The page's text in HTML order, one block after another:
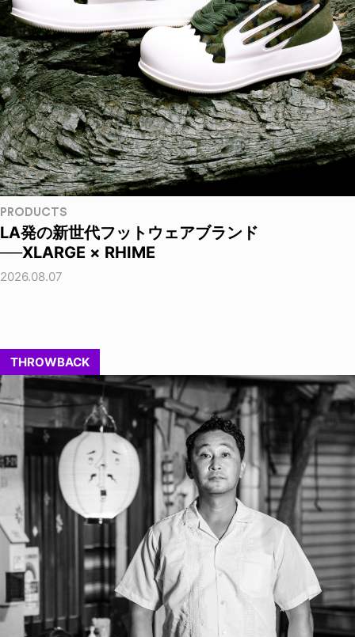
PRODUCTS
LA発の新世代フットウェアブランド
──XLARGE × RHIME
2026.08.07
THROWBACK